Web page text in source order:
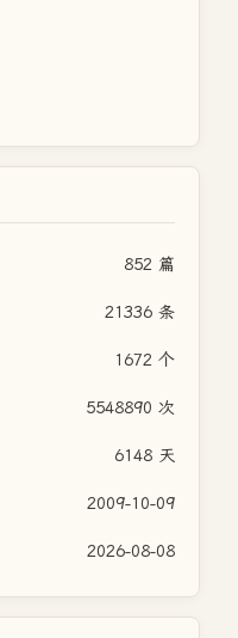
852 篇
21336 条
1672 个
5548890 次
6148 天
2009-10-09
2026-08-08